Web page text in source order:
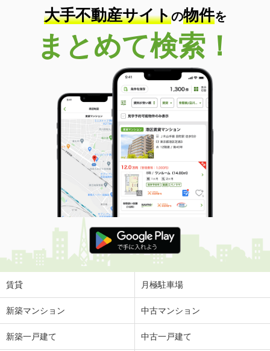
大手不動産サイトの物件を
まとめて検索！
賃貸 月極駐車場
新築マンション 中古マンション
新築一戸建て 中古一戸建て